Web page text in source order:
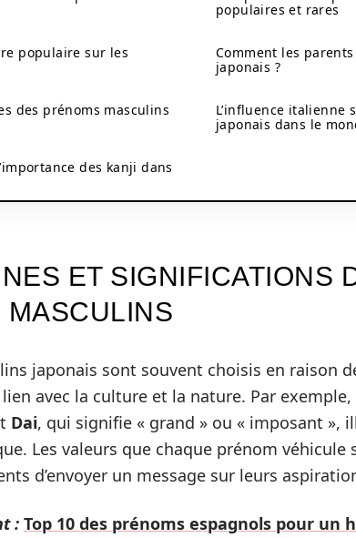
populaire sur les
des prénoms masculins
des kanji dans
populaires et rares
Comment les
japonais ?
L’influence italienne
japonais dans le
ET SIGNIFICATIONS
MASCULINS
japonais sont souvent choisis en raison
avec la culture et la nature. Par
Dai, qui signifie « grand » ou « imposant »,
Les valeurs que chaque prénom véhicule
d’envoyer un message sur leurs
: Top 10 des prénoms espagnols pour un